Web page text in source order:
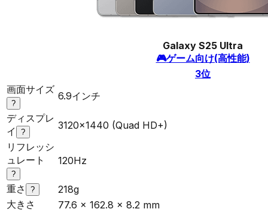
Galaxy S25 Ultra
🎮ゲーム向け(高性能)
3位
画面サイズ
?
6.9インチ
ディスプレ
イ
?
3120x1440 (Quad HD+)
リフレッシ
ュレート
?
120Hz
重さ ?
218g
大きさ
77.6 x 162.8 x 8.2 mm